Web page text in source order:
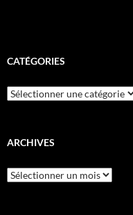
CATÉGORIES
Catégories
ARCHIVES
Archives